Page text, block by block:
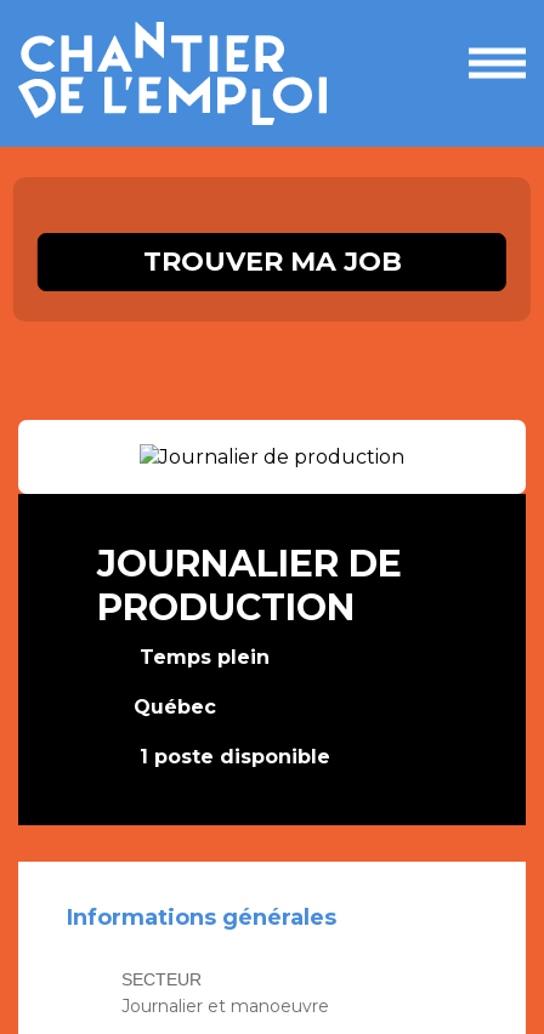
le
TROUVER MA JOB
JOURNALIER DE
PRODUCTION
Temps plein
Québec
1 poste disponible
Informations générales
SECTEUR
Journalier et manoeuvre